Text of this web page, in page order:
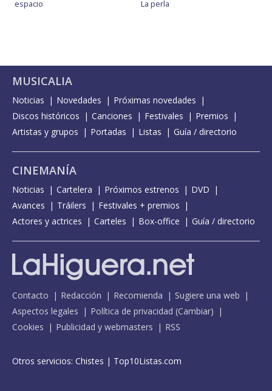
espacio La perla
MUSICALIA
Noticias Novedades
Próximas novedades
Discos históricos
Canciones Festivales
Premios
Artistas y grupos
Portadas Listas Guía / directorio
CINEMANÍA
Noticias Cartelera Próximos estrenos
DVD
Avances
Tráilers
Festivales + premios
Actores y actrices
Carteles Box-office Guía / directorio
Contacto Redacción Recomienda
Sugiere una web
Aspectos legales
Política de privacidad (Cambiar)
Cookies
Publicidad y webmasters RSS
Otros servicios: Chistes | Top10Listas.com